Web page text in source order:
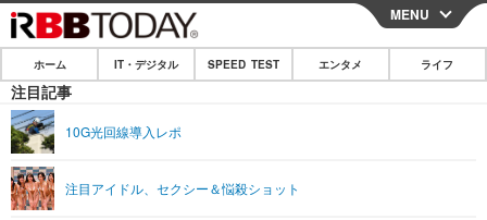
CLOSE
ホーム
IT・デジタル
SPEED TEST
エンタメ
MENU
ホーム IT・デジタル SPEED TEST エンタメ ライフ
注目記事
10G光回線導入レポ
注目アイドル、セクシー＆悩殺ショット